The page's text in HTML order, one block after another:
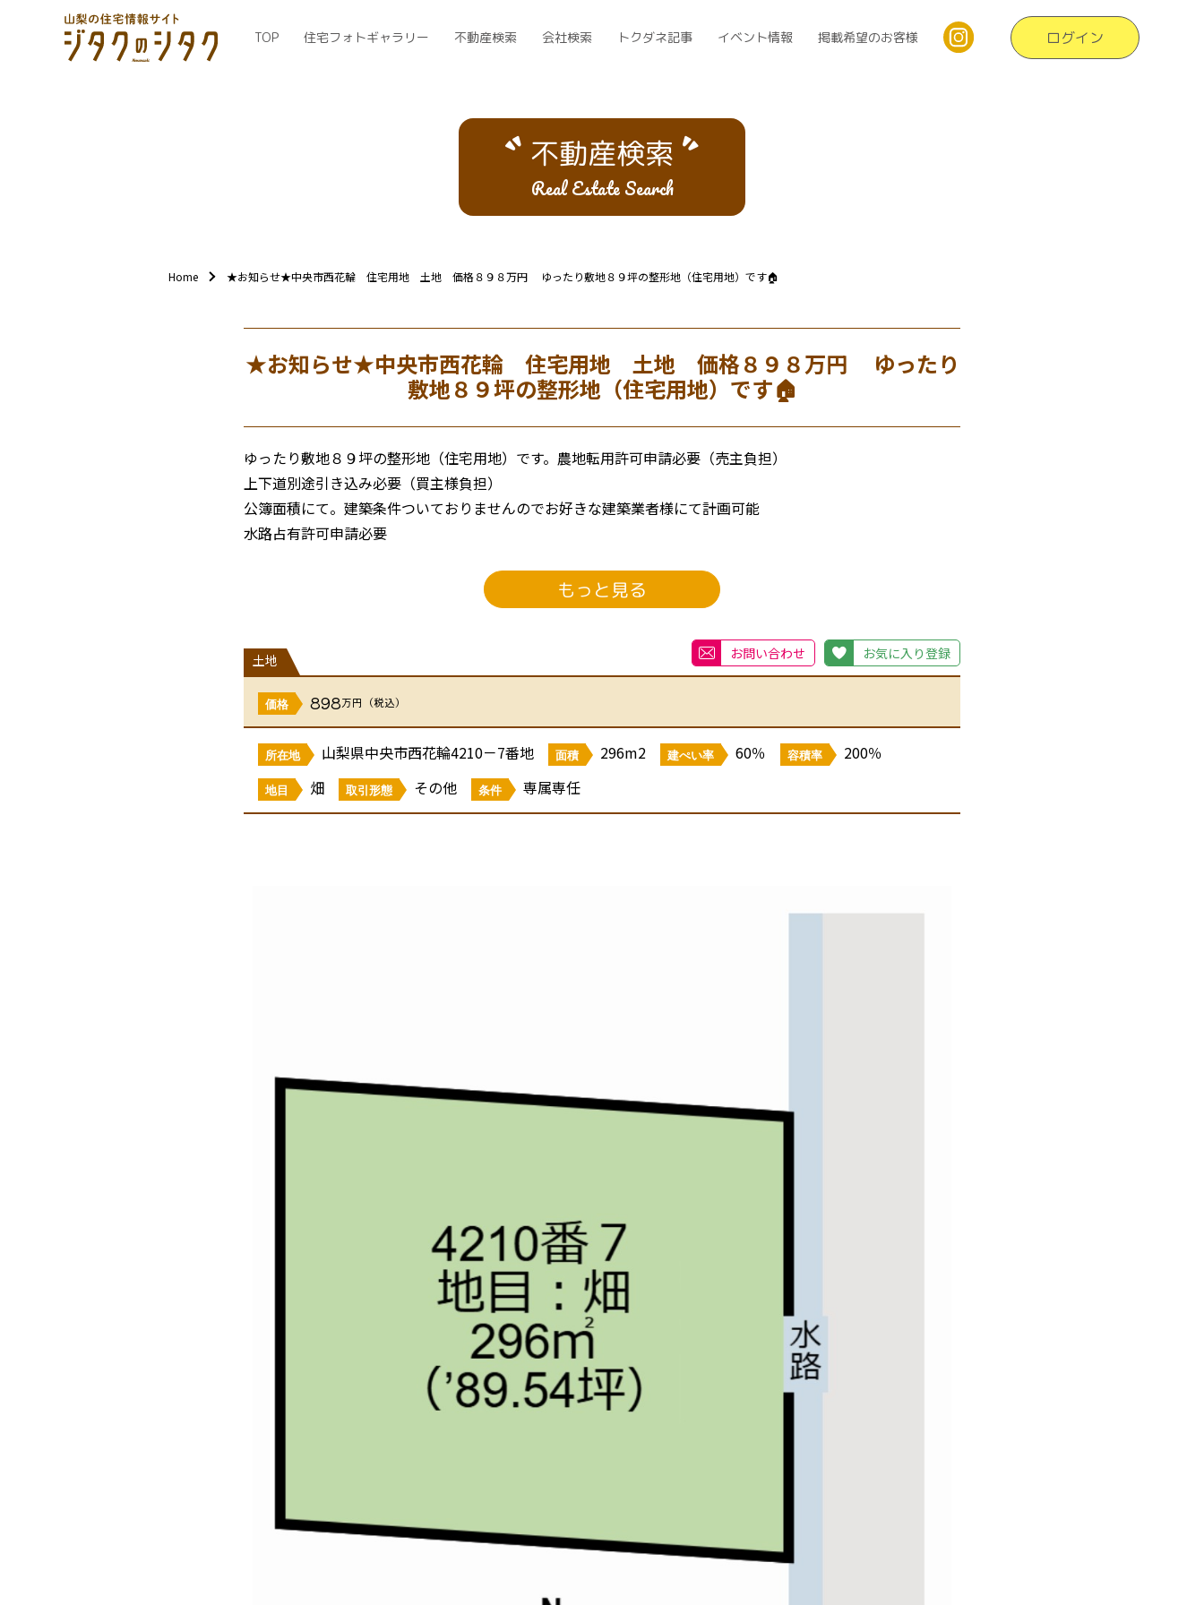
TOP 住宅フォトギャラリー 不動産検索 会社検索 トクダネ記事 イベント情報 掲載希望のお客様 ログイン
不動産検索
Real Estate Search
Home ★お知らせ★中央市西花輪 住宅用地 土地 価格８９８万円 ゆったり敷地８９坪の整形地（住宅用地）です🏠
★お知らせ★中央市西花輪 住宅用地 土地 価格８９８万円 ゆったり
敷地８９坪の整形地（住宅用地）です🏠
ゆったり敷地８９坪の整形地（住宅用地）です。農地転用許可申請必要（売主負担）
上下道別途引き込み必要（買主様負担）
公簿面積にて。建築条件ついておりませんのでお好きな建築業者様にて計画可能
水路占有許可申請必要
建築の際には４３条の申請必要となります。
もっと見る
土地 お問い合わせ お気に入り登録
価格 898万円（税込）
所在地 山梨県中央市西花輪4210－7番地 面積 296m2 建ぺい率 60％ 容積率 200％
地目 畑 取引形態 その他 条件 専属専任